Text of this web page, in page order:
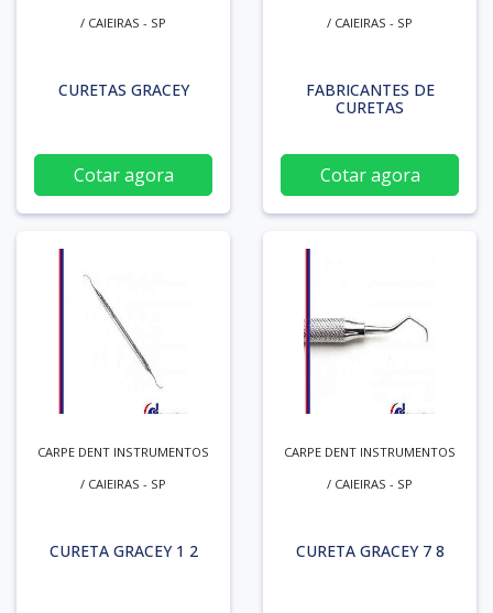
/ CAIEIRAS - SP
CURETAS GRACEY
Cotar agora
/ CAIEIRAS - SP
FABRICANTES DE
CURETAS
Cotar agora
CARPE DENT INSTRUMENTOS
/ CAIEIRAS - SP
CURETA GRACEY 1 2
CARPE DENT INSTRUMENTOS
/ CAIEIRAS - SP
CURETA GRACEY 7 8